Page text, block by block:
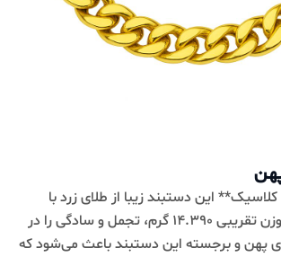
این دستبند زیبا از طلای زرد با
طراحی زنجیری و با وزن تقریبی 14.390 گرم، تجمل و سادگی را در
پهن و برجسته این دستبند باعث می‌شود که